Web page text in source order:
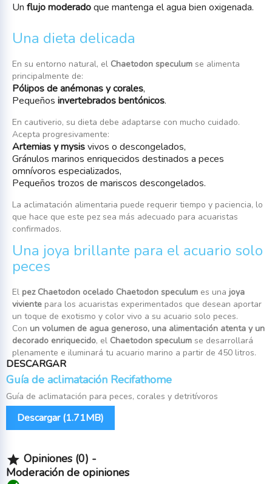
Un flujo moderadoque mantenga el agua bien oxigenada.
Una dieta delicada
En su entorno natural, el Chaetodon speculum se alimenta
principalmente de:
Pólipos de anémonas y corales,
Pequeños invertebrados bentónicos.
En cautiverio, su dieta debe adaptarse con mucho cuidado.
Acepta progresivamente:
Artemias y mysisvivos o descongelados,
Gránulos marinos enriquecidos destinados a peces
omnívoros especializados,
Pequeños trozos de mariscos descongelados.
La aclimatación alimentaria puede requerir tiempo y paciencia, lo
que hace que este pez sea más adecuado para acuaristas
confirmados.
Una joya brillante para el acuario solo
peces
El pez Chaetodon ocelado Chaetodon speculum es una joya
viviente para los acuaristas experimentados que desean aportar
un toque de exotismo y color vivo a su acuario solo peces.
Con un volumen de agua generoso, una alimentación atenta y un
decorado enriquecido, el Chaetodon speculum se desarrollará
plenamente e iluminará tu acuario marino a partir de 450 litros.
DESCARGAR
Guía de aclimatación Recifathome
Guía de aclimatación para peces, corales y detritívoros
Descargar (1.71MB)
 Opiniones (0) -
Moderación de opiniones